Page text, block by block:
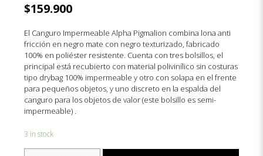
$159.900
El Canguro Impermeable Alpha Pigmalion combina lona anti
fricción en negro mate con negro texturizado, fabricado
100% en poliéster resistente. Cuenta con tres bolsillos, el
principal está recubierto con material polivinílico sin costuras
tipo drybag 100% impermeable y otro con solapa en el frente
para pequeños objetos, y uno discreto en la espalda del
canguro para los objetos de valor (este bolsillo es semi-
impermeable) .
3 in stock